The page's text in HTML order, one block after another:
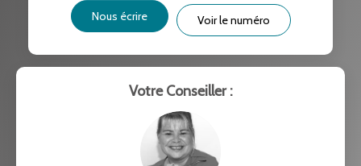
RÉSULTATS DES LYCÉES ECOLES ET CRÈCHES
RESTAURANTS ET CAFÉS COMMERCES
Nous écrire Voir le numéro
Votre Conseiller :